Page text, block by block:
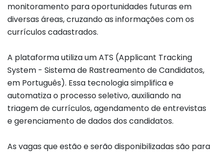
monitoramento para oportunidades futuras em
diversas áreas, cruzando as informações com os
currículos cadastrados.
A plataforma utiliza um ATS (Applicant Tracking
System - Sistema de Rastreamento de Candidatos,
em Português). Essa tecnologia simplifica e
automatiza o processo seletivo, auxiliando na
triagem de currículos, agendamento de entrevistas
e gerenciamento de dados dos candidatos.
As vagas que estão e serão disponibilizadas são para